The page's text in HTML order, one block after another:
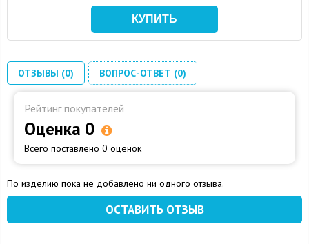
ОТЗЫВЫ (0) ВОПРОС-ОТВЕТ (0)
Рейтинг покупателей
Оценка 0
Всего поставлено 0 оценок
По изделию пока не добавлено ни одного отзыва.
ОСТАВИТЬ ОТЗЫВ